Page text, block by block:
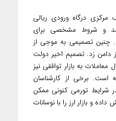
مرکزی درگاه ورودی ریالی
شد و شروط مشخصی برای
چنین تصمیمی به موجی از
دامن زد. تصمیم اخیر دولت
به بازار توافقی نیز
است. برخی از کارشناسان
شرایط تورمی کنونی ممکن
و بازار ارز را با نوسانات